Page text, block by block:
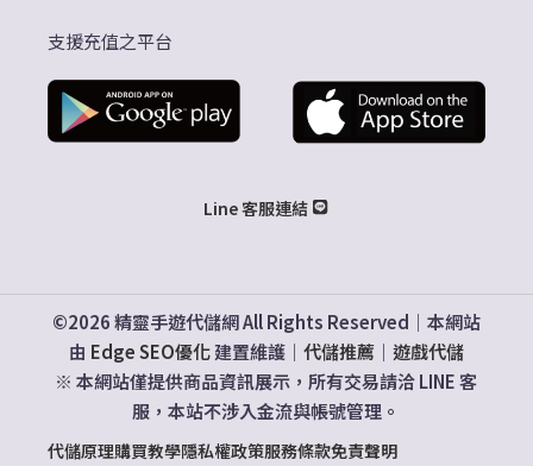
支援充值之平台
Line 客服連結
©2026 精靈手遊代儲網 All Rights Reserved｜本網站
由 Edge SEO優化建置維護｜ 代儲推薦｜ 遊戲代儲
※ 本網站僅提供商品資訊展示，所有交易請洽 LINE 客
服，本站不涉入金流與帳號管理。
代儲原理購買教學隱私權政策服務條款免責聲明